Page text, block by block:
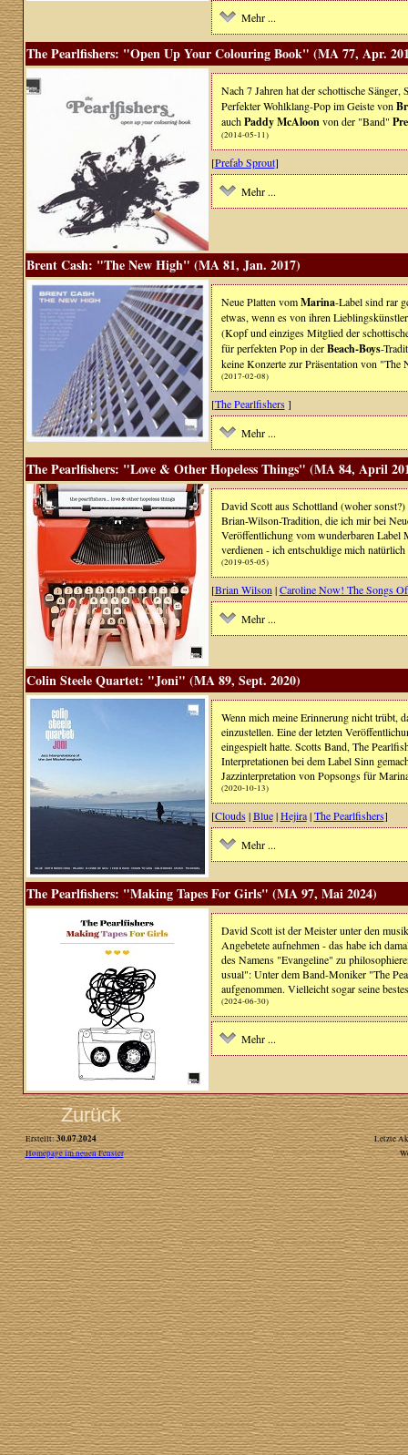
Mehr ...
The Pearlfishers: "Open Up Your Colouring Book" (MA 77, Apr.
Nach 7 Jahren hat der schottische
Perfekter Wohlklang-Pop im Geiste von
auchPaddy McAloon von der "Band"
(2014-05-11)
[Prefab Sprout]
Mehr ...
Brent Cash: "The New High" (MA 81, Jan. 2017)
Neue Platten vomMarina-Label sind rar
etwas, wenn es von ihren
(Kopf und einziges Mitglied der
für perfekten Pop in derBeach-Boys-
keine Konzerte zur Präsentation von
(2017-02-08)
[The Pearlfishers]
Mehr ...
The Pearlfishers: "Love & Other Hopeless Things" (MA 84, April
David Scott aus Schottland (woher
Brian-Wilson-Tradition, die ich mir bei
Veröffentlichung vom wunderbaren Label
verdienen - ich entschuldige mich
(2019-05-05)
[Brian Wilson |Caroline Now! The Songs
Mehr ...
Colin Steele Quartet: "Joni" (MA 89, Sept. 2020)
Wenn mich meine Erinnerung nicht trübt,
einzustellen. Eine der letzten
eingespielt hatte. Scotts Band, The
Interpretationen bei dem Label Sinn
Jazzinterpretation von Popsongs für
(2020-10-13)
[Clouds|Blue|Hejira|The Pearlfishers]
Mehr ...
The Pearlfishers: "Making Tapes For Girls" (MA 97, Mai 2024)
David Scott ist der Meister unter den
Angebetete aufnehmen - das habe ich
des Namens "Evangeline" zu
usual": Unter dem Band-Moniker "The
aufgenommen. Vielleicht sogar seine
(2024-06-30)
Mehr ...
Zurück
Erstellt:30.07.2024
Letzte
Homepage im neuen Fenster